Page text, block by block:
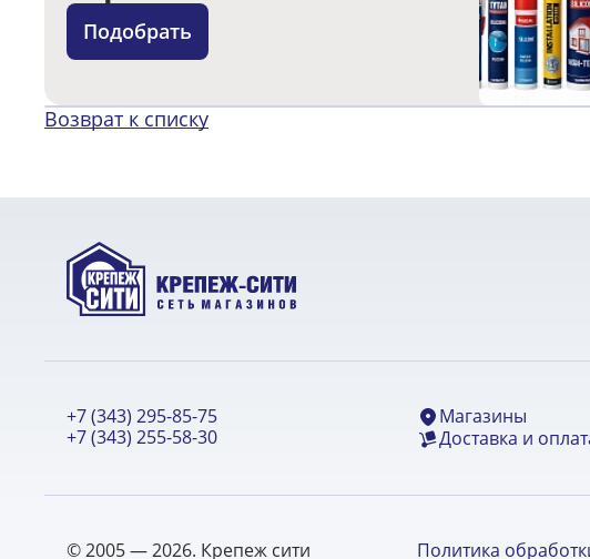
Подобрать
Возврат к списку
+7 (343) 295-85-75
+7 (343) 255-58-30
Магазины
Доставка и
© 2005 — 2026. Крепеж сити
Политика